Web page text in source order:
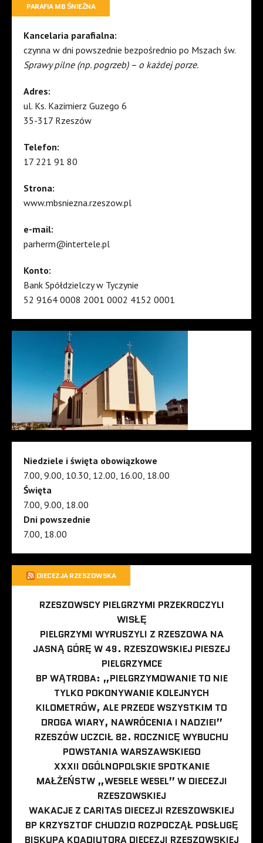
PARAFIA MB ŚNIEŻNA
Kancelaria parafialna:
czynna w dni powszednie bezpośrednio po Mszach św.
Sprawy pilne (np. pogrzeb) – o każdej porze.
Adres:
ul. Ks. Kazimierz Guzego 6
35-317 Rzeszów
Telefon:
17 221 91 80
Strona:
www.mbsniezna.rzeszow.pl
e-mail:
parherm@intertele.pl
Konto:
Bank Spółdzielczy w Tyczynie
52 9164 0008 2001 0002 4152 0001
Niedziele i święta obowiązkowe
7.00, 9.00, 10.30, 12.00, 16.00, 18.00
Święta
7.00, 9.00, 18.00
Dni powszednie
7.00, 18.00
DIECEZJA RZESZOWSKA
RZESZOWSCY PIELGRZYMI PRZEKROCZYLI
WISŁĘ
PIELGRZYMI WYRUSZYLI Z RZESZOWA NA
JASNĄ GÓRĘ W 49. RZESZOWSKIEJ PIESZEJ
PIELGRZYMCE
BP WĄTROBA: „PIELGRZYMOWANIE TO NIE
TYLKO POKONYWANIE KOLEJNYCH
KILOMETRÓW, ALE PRZEDE WSZYSTKIM TO
DROGA WIARY, NAWRÓCENIA I NADZIEI”
RZESZÓW UCZCIŁ 82. ROCZNICĘ WYBUCHU
POWSTANIA WARSZAWSKIEGO
XXXII OGÓLNOPOLSKIE SPOTKANIE
MAŁŻEŃSTW „WESELE WESEL” W DIECEZJI
RZESZOWSKIEJ
WAKACJE Z CARITAS DIECEZJI RZESZOWSKIEJ
BP KRZYSZTOF CHUDZIO ROZPOCZĄŁ POSŁUGĘ
BISKUPA KOADIUTORA DIECEZJI RZESZOWSKIEJ